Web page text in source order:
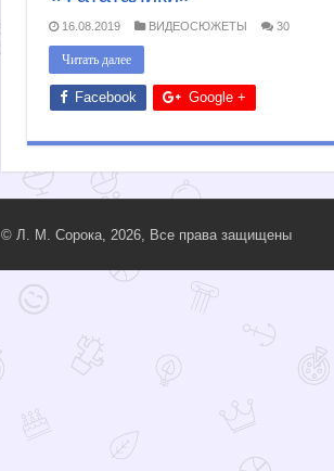
16.08.2019 ВИДЕОСЮЖЕТЫ 30
Читать далее
Facebook Google +
© Л. М. Сорока, 2026, Все права защищены